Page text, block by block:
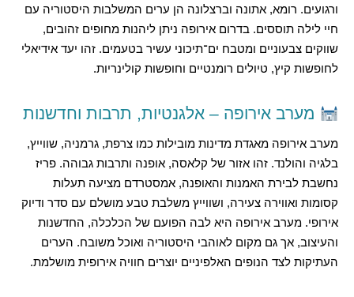
ורגועים. רומא, אתונה וברצלונה הן ערים המשלבות היסטוריה עם
חיי לילה תוססים. בדרום אירופה ניתן ליהנות מחופים זהובים,
שווקים צבעוניים ומטבח ים־תיכוני עשיר בטעמים. זהו יעד אידיאלי
לחופשות קיץ, טיולים רומנטיים וחופשות קולינריות.
מערב אירופה – אלגנטיות, תרבות וחדשנות
מערב אירופה מאגדת מדינות מובילות כמו צרפת, גרמניה, שווייץ,
בלגיה והולנד. זהו אזור של קלאסה, אופנה ותרבות גבוהה. פריז
נחשבת לבירת האמנות והאופנה, אמסטרדם מציעה תעלות
קסומות ואווירה צעירה, ושווייץ משלבת טבע מושלם עם סדר ודיוק
אירופי. מערב אירופה היא לבה הפועם של הכלכלה, החדשנות
והעיצוב, אך גם מקום לאוהבי היסטוריה ואוכל משובח. הערים
העתיקות לצד הנופים האלפיניים יוצרים חוויה אירופית מושלמת.